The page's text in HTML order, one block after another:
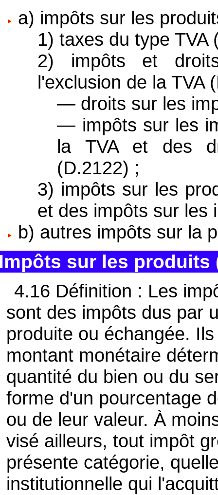
a) impôts sur les
1) taxes du type TVA
2) impôts et
l'exclusion de la TVA
— droits sur les
— impôts sur les
la TVA et des
(D.2122) ;
3) impôts sur les
et des impôts sur les
b) autres impôts sur la
sur les produits
4.16 Définition : Les
sont des impôts dus par
produite ou échangée.
montant monétaire
quantité du bien ou du
forme d'un pourcentage
ou de leur valeur. À
visé ailleurs, tout impôt
présente catégorie,
institutionnelle qui